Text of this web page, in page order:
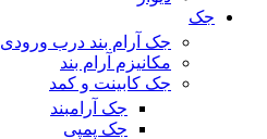
جک
جک آرام بند درب ورودی
مکانیزم آرام بند
جک کابینت و کمد
جک آرامبند
جک پمپی